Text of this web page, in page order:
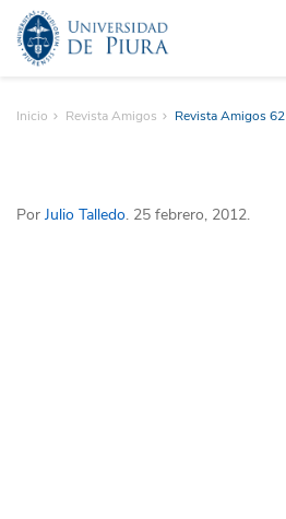
Inicio Revista Amigos Revista Amigos 62
Por Julio Talledo. 25 febrero, 2012.